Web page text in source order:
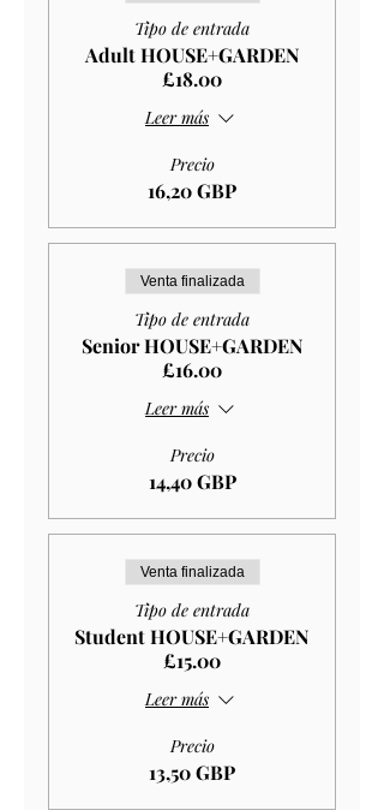
Tipo de entrada
Adult HOUSE+GARDEN
£18.00
Leer más
Precio
16,20 GBP
Venta finalizada
Tipo de entrada
Senior HOUSE+GARDEN
£16.00
Leer más
Precio
14,40 GBP
Venta finalizada
Tipo de entrada
Student HOUSE+GARDEN
£15.00
Leer más
Precio
13,50 GBP